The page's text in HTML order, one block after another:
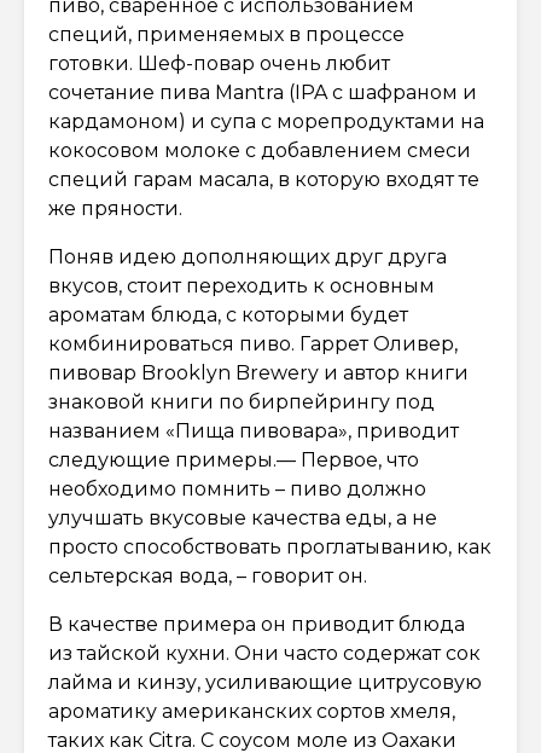
пиво, сваренное с использованием
специй, применяемых в процессе
готовки. Шеф-повар очень любит
сочетание пива Mantra (IPA с шафраном и
кардамоном) и супа с морепродуктами на
кокосовом молоке с добавлением смеси
специй гарам масала, в которую входят те
же пряности.
Поняв идею дополняющих друг друга
вкусов, стоит переходить к основным
ароматам блюда, с которыми будет
комбинироваться пиво. Гаррет Оливер,
пивовар Brooklyn Brewery и автор книги
знаковой книги по бирпейрингу под
названием «Пища пивовара», приводит
следующие примеры.— Первое, что
необходимо помнить – пиво должно
улучшать вкусовые качества еды, а не
просто способствовать проглатыванию, как
сельтерская вода, – говорит он.
В качестве примера он приводит блюда
из тайской кухни. Они часто содержат сок
лайма и кинзу, усиливающие цитрусовую
ароматику американских сортов хмеля,
таких как Citra. С соусом моле из Оахаки